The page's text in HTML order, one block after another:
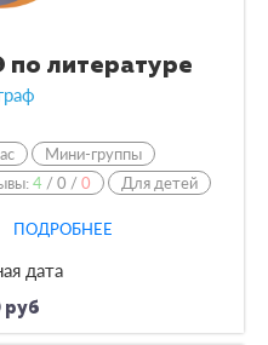
по литературе
Мини-группы
4 /0 /0 Для детей
ПОДРОБНЕЕ
дата
руб